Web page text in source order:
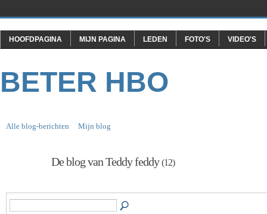
HOOFDPAGINA MIJN PAGINA LEDEN FOTO'S VIDEO'S
BETER HBO
Alle blog-berichten Mijn blog
De blog van Teddy feddy(12)